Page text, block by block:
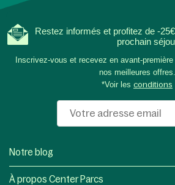
Restez informés et profitez de -
prochain
Inscrivez-vous et recevez en avant-
nos meilleures offres.
*Voir les conditions
Notre blog
À propos Center Parcs